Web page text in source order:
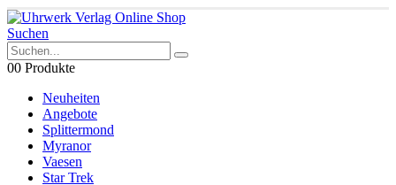
Suchen
00 Produkte
Neuheiten
Angebote
Splittermond
Myranor
Vaesen
Star Trek